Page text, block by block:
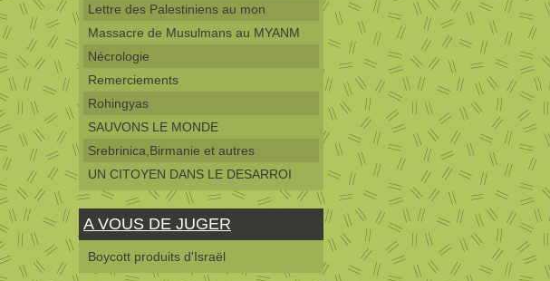
Lettre des Palestiniens au mon
Massacre de Musulmans au MYANM
Nécrologie
Remerciements
Rohingyas
SAUVONS LE MONDE
Srebrinica,Birmanie et autres
UN CITOYEN DANS LE DESARROI
A VOUS DE JUGER
Boycott produits d'Israël